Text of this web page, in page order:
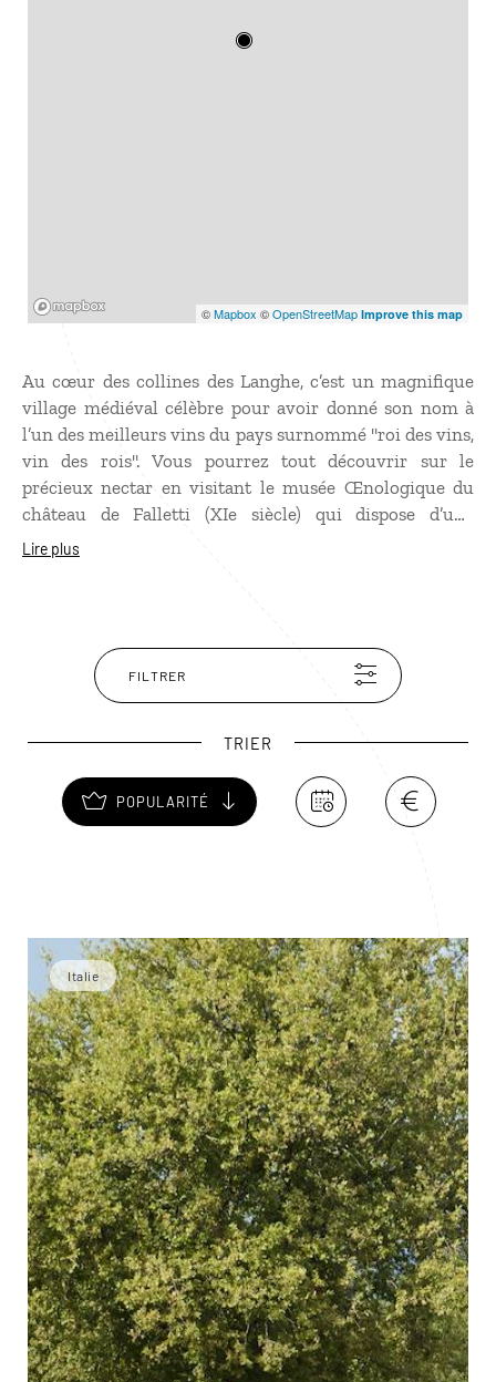
©Mapbox ©OpenStreetMap Improve this map
Au cœur des collines des Langhe, c’est un magnifique
village médiéval célèbre pour avoir donné son nom à
l’un des meilleurs vins du pays surnommé "roi des vins,
vin des rois". Vous pourrez tout découvrir sur le
précieux nectar en visitant le musée Œnologique du
château de Falletti (XIe siècle) qui dispose d’une
impressionnante bibliothèque d’ouvrages anciens.
sûr un verre de Barolo !
Lire plus
FILTRER
TRIER
POPULARITÉ
Italie